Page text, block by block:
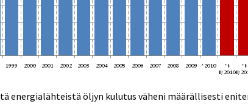
energialähteistä öljyn kulutus väheni määrällisesti